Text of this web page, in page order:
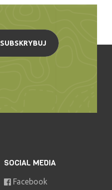
SUBSKRYBUJ
SOCIAL MEDIA
Facebook